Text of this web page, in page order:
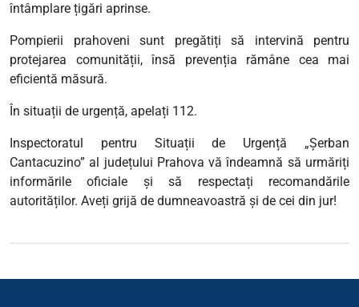
întâmplare țigări aprinse.
Pompierii prahoveni sunt pregătiți să intervină pentru
protejarea comunității, însă prevenția rămâne cea mai
eficientă măsură.
În situații de urgență, apelați 112.
Inspectoratul pentru Situații de Urgență „Șerban
Cantacuzino” al județului Prahova vă îndeamnă să urmăriți
informările oficiale și să respectați recomandările
autorităților. Aveți grijă de dumneavoastră și de cei din jur!